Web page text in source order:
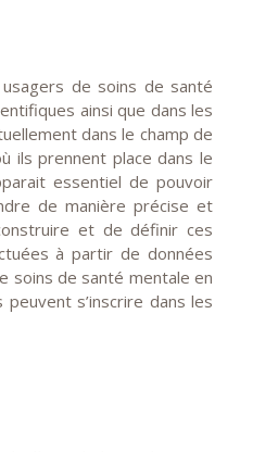
de soins de santé
ainsi que dans les
dans le champ de
ils prennent place dans le
essentiel de pouvoir
de manière précise et
et de définir ces
à partir de données
soins de santé mentale en
s’inscrire dans les